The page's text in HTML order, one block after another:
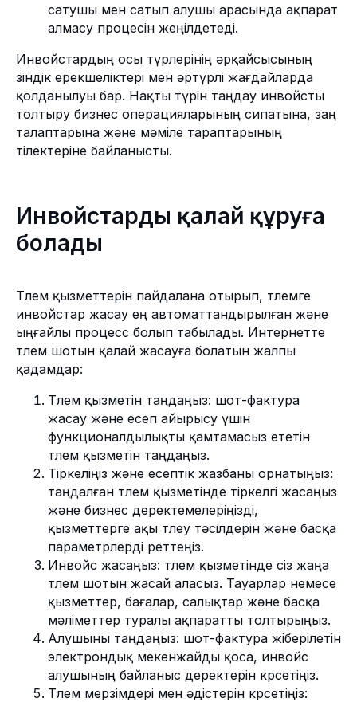
сатушы мен сатып алушы арасында ақпарат
алмасу процесін жеңілдетеді.
Инвойстардың осы түрлерінің әрқайсысының
өзіндік ерекшеліктері мен әртүрлі жағдайларда
қолданылуы бар. Нақты түрін таңдау инвойсты
толтыру бизнес операцияларының сипатына, заң
талаптарына және мәміле тараптарының
тілектеріне байланысты.
Инвойстарды қалай құруға
болады
Төлем қызметтерін пайдалана отырып, төлемге
инвойстар жасау ең автоматтандырылған және
ыңғайлы процесс болып табылады. Интернетте
төлем шотын қалай жасауға болатын жалпы
қадамдар:
Төлем қызметін таңдаңыз: шот-фактура
жасау және есеп айырысу үшін
функционалдылықты қамтамасыз ететін
төлем қызметін таңдаңыз.
Тіркеліңіз және есептік жазбаны орнатыңыз:
таңдалған төлем қызметінде тіркелгі жасаңыз
және бизнес деректемелеріңізді,
қызметтерге ақы төлеу тәсілдерін және басқа
параметрлерді реттеңіз.
Инвойс жасаңыз: төлем қызметінде сіз жаңа
төлем шотын жасай аласыз. Тауарлар немесе
қызметтер, бағалар, салықтар және басқа
мәліметтер туралы ақпаратты толтырыңыз.
Алушыны таңдаңыз: шот-фактура жіберілетін
электрондық мекенжайды қоса, инвойс
алушының байланыс деректерін көрсетіңіз.
Төлем мерзімдері мен әдістерін көрсетіңіз: